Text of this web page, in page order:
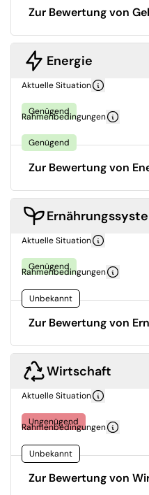
Zur Bewertung von
Energie
Aktuelle Situation
Genügend
Rahmenbedingungen
Genügend
Zur Bewertung von
Aktuelle Situation
Genügend
Rahmenbedingungen
Unbekannt
Zur Bewertung von
Wirtschaft
Aktuelle Situation
Ungenügend
Rahmenbedingungen
Unbekannt
Zur Bewertung von